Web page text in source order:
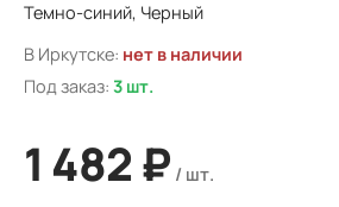
Темно-синий, Черный
В Иркутске: нет в наличии
Под заказ: 3 шт.
1 482 ₽